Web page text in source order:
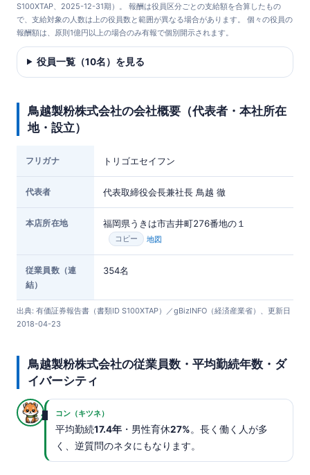
S100XTAP、2025-12-31期）。 報酬は役員区分ごとの支給額を合算したもの
で、支給対象の人数は上の役員数と範囲が異なる場合があります。 個々の役員の
報酬額は、原則1億円以上の場合のみ有報で個別開示されます。
役員一覧（10名）を見る
鳥越製粉株式会社の会社概要（代表者・本社所在
地・設立）
フリガナ トリゴエセイフン
代表者 代表取締役会長兼社長 鳥越 徹
本店所在地 福岡県うきは市吉井町276番地の１
コピー 地図
従業員数（連
結）
354名
出典: 有価証券報告書（書類ID S100XTAP）／gBizINFO（経済産業省）、更新日
2018-04-23
鳥越製粉株式会社の従業員数・平均勤続年数・ダ
イバーシティ
コン（キツネ）
平均勤続17.4年 ・男性育休27%。長く働く人が多
く、逆質問のネタにもなります。